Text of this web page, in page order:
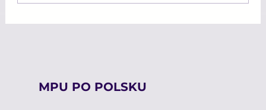
MPU PO POLSKU